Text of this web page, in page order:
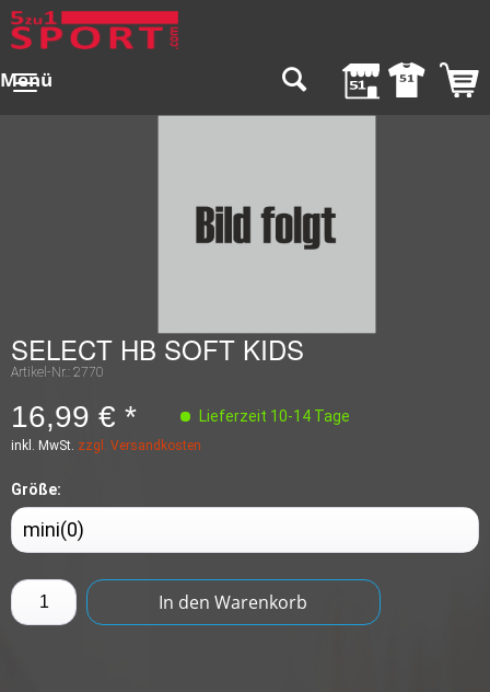
Menü
SELECT HB SOFT KIDS
Artikel-Nr.: 2770
16,99 € * Lieferzeit 10-14 Tage
inkl. MwSt. zzgl. Versandkosten
Größe:
In den Warenkorb